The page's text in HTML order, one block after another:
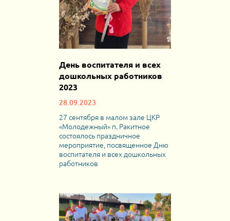
День воспитателя и всех
дошкольных работников
2023
28.09.2023
27 сентября в малом зале ЦКР
«Молодежный» п. Ракитное
состоялось праздничное
мероприятие, посвященное Дню
воспитателя и всех дошкольных
работников